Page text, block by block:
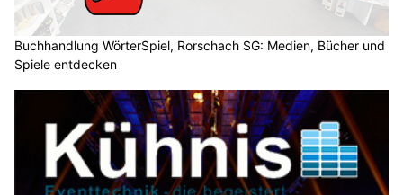
Buchhandlung WörterSpiel, Rorschach SG: Medien, Bücher und
Spiele entdecken